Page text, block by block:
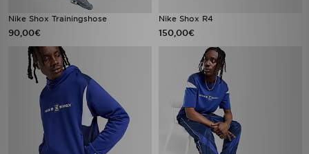
Nike Shox Trainingshose
90,00€
Nike Shox R4
150,00€